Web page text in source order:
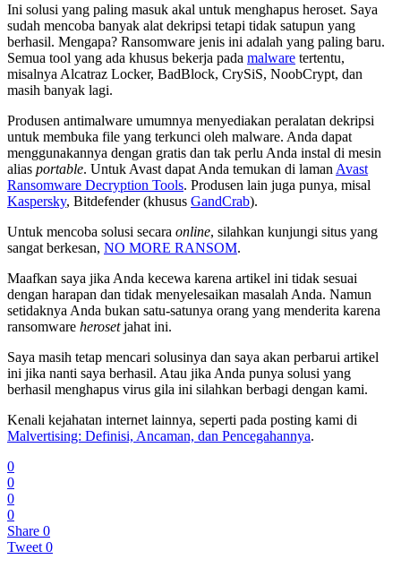
Ini solusi yang paling masuk akal untuk menghapus heroset. Saya
sudah mencoba banyak alat dekripsi tetapi tidak satupun yang
berhasil. Mengapa? Ransomware jenis ini adalah yang paling baru.
Semua tool yang ada khusus bekerja pada malware tertentu,
misalnya Alcatraz Locker, BadBlock, CrySiS, NoobCrypt, dan
masih banyak lagi.
Produsen antimalware umumnya menyediakan peralatan dekripsi
untuk membuka file yang terkunci oleh malware. Anda dapat
menggunakannya dengan gratis dan tak perlu Anda instal di mesin
alias portable. Untuk Avast dapat Anda temukan di laman Avast
Ransomware Decryption Tools. Produsen lain juga punya, misal
Kaspersky, Bitdefender (khusus GandCrab).
Untuk mencoba solusi secara online, silahkan kunjungi situs yang
sangat berkesan, NO MORE RANSOM.
Maafkan saya jika Anda kecewa karena artikel ini tidak sesuai
dengan harapan dan tidak menyelesaikan masalah Anda. Namun
setidaknya Anda bukan satu-satunya orang yang menderita karena
ransomware herosetjahat ini.
Saya masih tetap mencari solusinya dan saya akan perbarui artikel
ini jika nanti saya berhasil. Atau jika Anda punya solusi yang
berhasil menghapus virus gila ini silahkan berbagi dengan kami.
Kenali kejahatan internet lainnya, seperti pada posting kami di
Malvertising: Definisi, Ancaman, dan Pencegahannya.
0
0
0
0
Share 0
Tweet 0